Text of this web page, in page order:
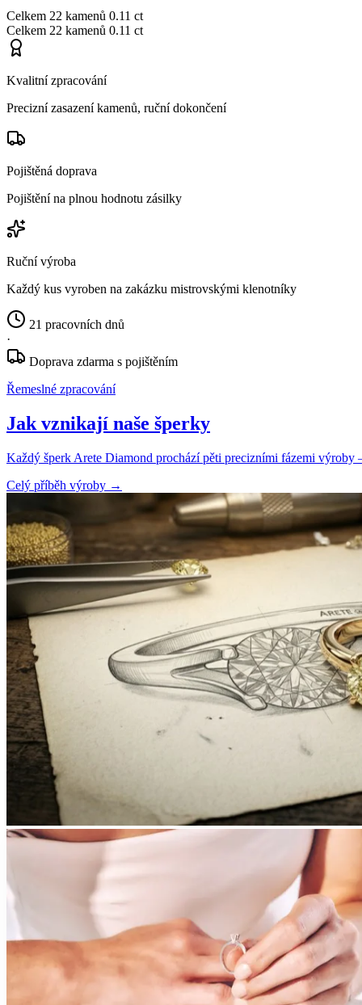
Celkem 22 kamenů 0.11 ct
Celkem 22 kamenů 0.11 ct
Kvalitní zpracování
Precizní zasazení kamenů, ruční dokončení
Pojištěná doprava
Pojištění na plnou hodnotu zásilky
Ruční výroba
Každý kus vyroben na zakázku mistrovskými klenotníky
21 pracovních dnů
·
Doprava zdarma s pojištěním
Řemeslné zpracování
Jak vznikají naše šperky
Každý šperk Arete Diamond prochází pěti precizními fázemi
Celý příběh výroby →